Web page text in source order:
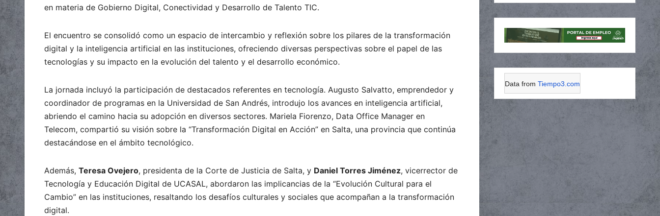
en materia de Gobierno Digital, Conectividad y Desarrollo de Talento TIC.
El encuentro se consolidó como un espacio de intercambio y reflexión sobre los pilares de la transformación
digital y la inteligencia artificial en las instituciones, ofreciendo diversas perspectivas sobre el papel de las
tecnologías y su impacto en la evolución del talento y el desarrollo económico.
La jornada incluyó la participación de destacados referentes en tecnología. Augusto Salvatto, emprendedor y
coordinador de programas en la Universidad de San Andrés, introdujo los avances en inteligencia artificial,
abriendo el camino hacia su adopción en diversos sectores. Mariela Fiorenzo, Data Office Manager en
Telecom, compartió su visión sobre la “Transformación Digital en Acción” en Salta, una provincia que continúa
destacándose en el ámbito tecnológico.
Además, Teresa Ovejero, presidenta de la Corte de Justicia de Salta, y Daniel Torres Jiménez, vicerrector de
Tecnología y Educación Digital de UCASAL, abordaron las implicancias de la “Evolución Cultural para el
Cambio” en las instituciones, resaltando los desafíos culturales y sociales que acompañan a la transformación
digital.
Data from Tiempo3.com